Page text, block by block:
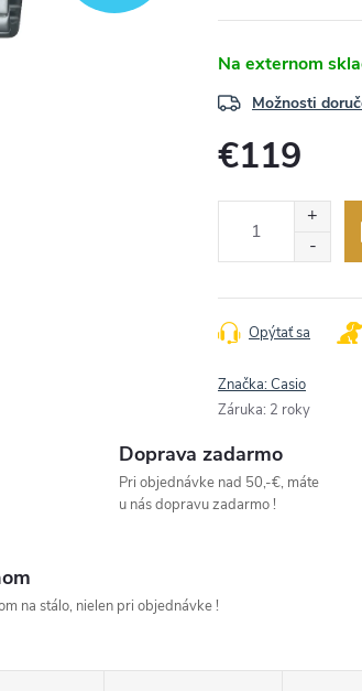
Na externom
Možnosti
€119
Opýtať sa
Značka:Casio
Záruka: 2 roky
Doprava zadarmo
Pri objednávke nad 50,-€, máte
u nás dopravu zadarmo !
na stálo, nielen pri objednávke !